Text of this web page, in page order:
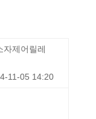
자제어릴레
11-05 14:20